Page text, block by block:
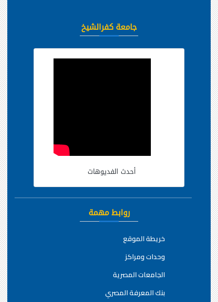
جامعة كفرالشيخ
أحدث الفديوهات
روابط مهمة
خريطة الموقع
وحدات ومراكز
الجامعات المصرية
بنك المعرفة المصري